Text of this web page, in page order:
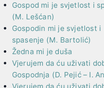
Gospod mi je svjetlost i
(M. Lešćan)
Gospodin mi je svjetlost i
spasenje (M. Bartolić)
Žedna mi je duša
Vjerujem da ću uživati
Gospodnja (D. Pejić – I.